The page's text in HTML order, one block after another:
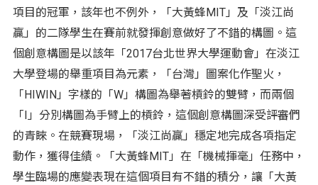
項目的冠軍，該年也不例外，「大黃蜂MIT」及「淡江尚
贏」的二隊學生在賽前就發揮創意做好了不錯的構圖。這
個創意構圖是以該年「2017台北世界大學運動會」在淡江
大學登場的舉重項目為元素，「台灣」圖案化作聖火，
「HIWIN」字樣的「W」構圖為舉著槓鈴的雙臂，而兩個
「I」分別構圖為手臂上的槓鈴，這個創意構圖深受評審們
的青睞。在競賽現場，「淡江尚贏」穩定地完成各項指定
動作，獲得佳績。「大黃蜂MIT」在「機械揮毫」任務中，
學生臨場的應變表現在這個項目有不錯的積分，讓「大黃